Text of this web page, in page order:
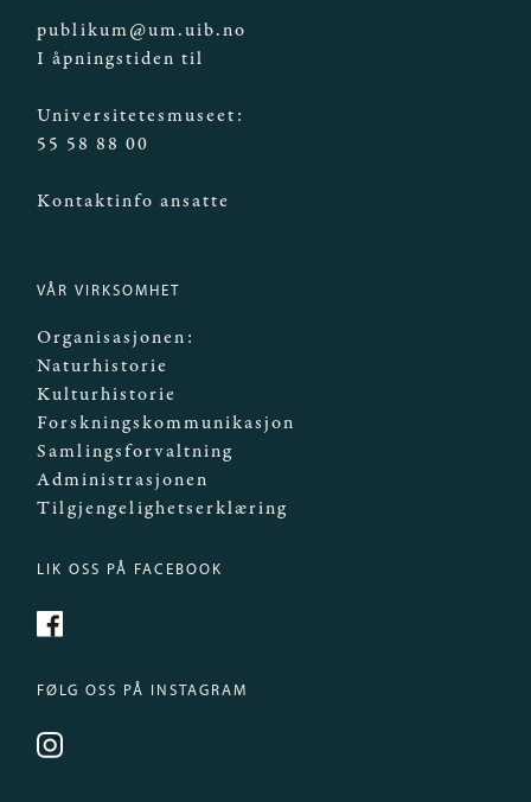
publikum@um.uib.no
I åpningstiden til
Universitetesmuseet:
55 58 88 00
Kontaktinfo ansatte
VÅR VIRKSOMHET
Organisasjonen:
Naturhistorie
Kulturhistorie
Forskningskommunikasjon
Samlingsforvaltning
Administrasjonen
Tilgjengelighetserklæring
LIK OSS PÅ FACEBOOK
FØLG OSS PÅ INSTAGRAM